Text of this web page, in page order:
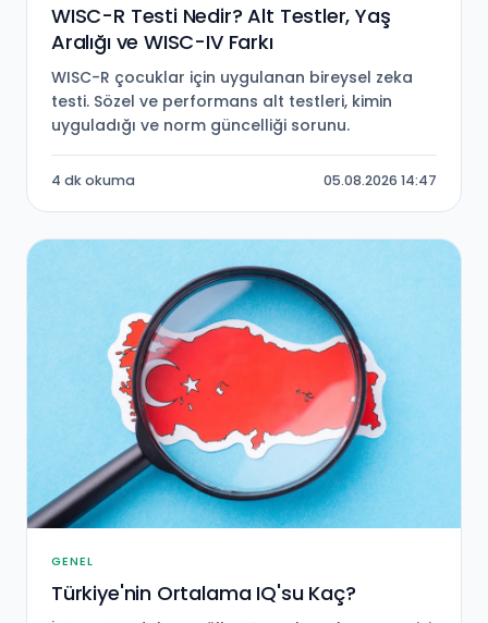
WISC-R Testi Nedir? Alt Testler, Yaş
Aralığı ve WISC-IV Farkı
WISC-R çocuklar için uygulanan bireysel zeka
testi. Sözel ve performans alt testleri, kimin
uyguladığı ve norm güncelliği sorunu.
4 dk okuma 05.08.2026 14:47
GENEL
Türkiye'nin Ortalama IQ'su Kaç?